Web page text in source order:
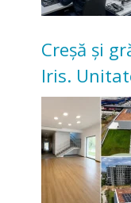
Creșă și
Iris.
pentru